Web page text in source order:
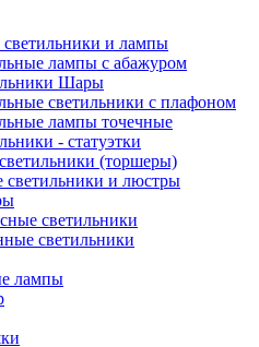
и лампы
лампы с абажуром
Шары
светильники с плафоном
лампы точечные
- статуэтки
(торшеры)
светильники и люстры
светильники
светильники
лампы